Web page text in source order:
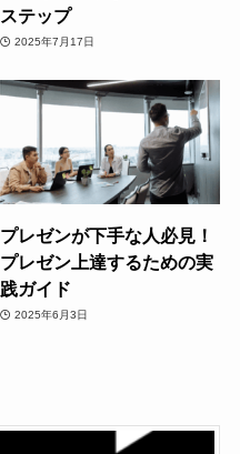
ステップ
2025年7月17日
プレゼンが下手な人必見！
プレゼン上達するための実
践ガイド
2025年6月3日